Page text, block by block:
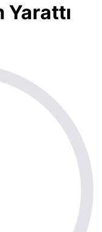
Yarattı